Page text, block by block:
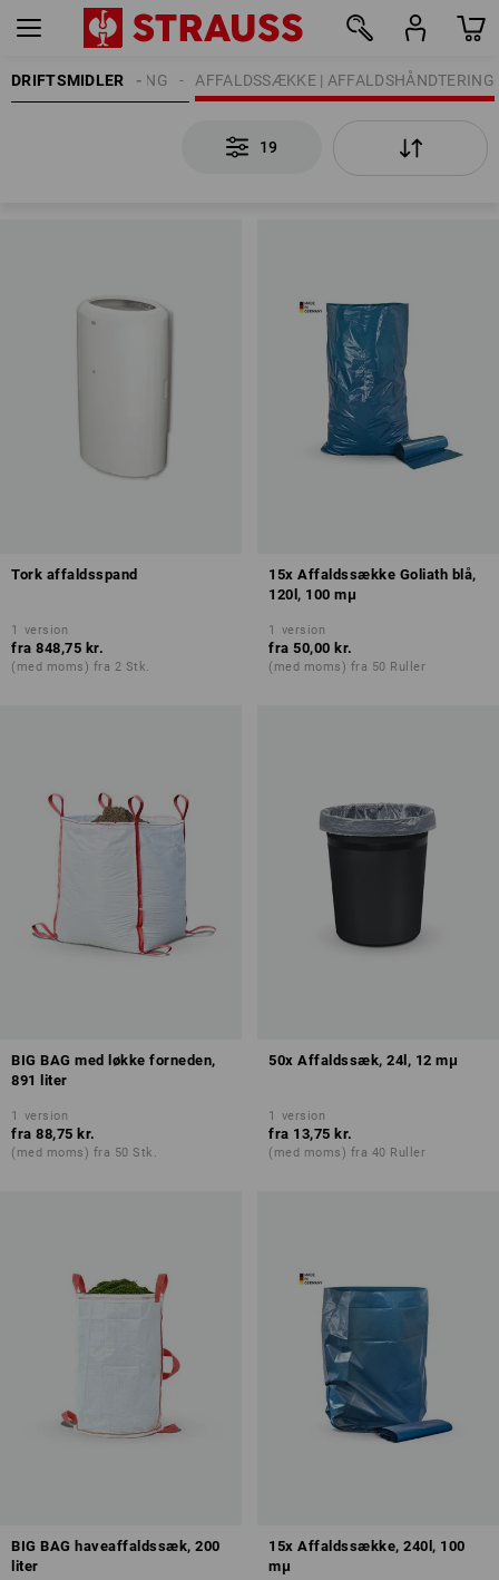
DRIFTSMIDLER AFFALDSSÆKKE | AFFALDSHÅNDTERING
RENGØRING
19
Tork affaldsspand
1 version
fra 848,75 kr.
(med moms) fra 2 Stk.
15x Affaldssække Goliath blå,
120l, 100 mμ
1 version
fra 50,00 kr.
(med moms) fra 50 Ruller
BIG BAG med løkke forneden,
891 liter
1 version
fra 88,75 kr.
(med moms) fra 50 Stk.
50x Affaldssæk, 24l, 12 mμ
1 version
fra 13,75 kr.
(med moms) fra 40 Ruller
BIG BAG haveaffaldssæk, 200
liter
15x Affaldssække, 240l, 100
mμ